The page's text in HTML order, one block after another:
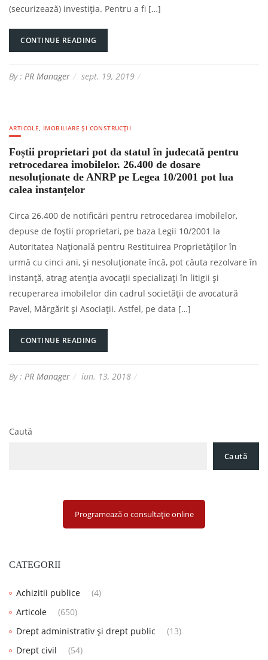
(securizează) investiţia. Pentru a fi […]
CONTINUE READING
By : PR Manager sept. 19, 2019
ARTICOLE, IMOBILIARE ȘI CONSTRUCȚII
Foștii proprietari pot da statul în judecată pentru
retrocedarea imobilelor. 26.400 de dosare
nesoluționate de ANRP pe Legea 10/2001 pot lua
calea instanțelor
Circa 26.400 de notificări pentru retrocedarea imobilelor,
depuse de foștii proprietari, pe baza Legii 10/2001 la
Autoritatea Națională pentru Restituirea Proprietăților în
urmă cu cinci ani, și nesoluționate încă, pot căuta rezolvare în
instanță, atrag atenția avocații specializați în litigii și
recuperarea imobilelor din cadrul societății de avocatură
Pavel, Mărgărit și Asociații. Astfel, pe data […]
CONTINUE READING
By : PR Manager iun. 13, 2018
Caută
Caută
Programează o consultație online
CATEGORII
Achizitii publice
(4)
Articole
(650)
Drept administrativ și drept public
(13)
Drept civil
(54)